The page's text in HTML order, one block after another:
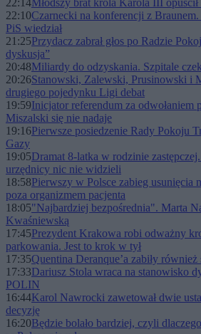
22:10Czarnecki na konferencji z
PiS wiedział
21:25Przydacz zabrał głos po Radzie
dyskusja”
20:48Miliardy do odzyskania. Szpitale
20:26Stanowski, Zalewski, Prusinowski i
drugiego pojedynku Ligi debat
19:59Inicjator referendum za odwołaniem
Miszalski się nie nadaje
19:16Pierwsze posiedzenie Rady Pokoju
Gazy
19:05Dramat 8-latka w rodzinie
urzędnicy nic nie widzieli
18:58Pierwszy w Polsce zabieg usunięcia
poza organizmem pacjenta
18:05"Najbardziej bezpośrednia". Marta
Kwaśniewską
17:45Prezydent Krakowa robi odważny
parkowania. Jest to krok w tył
17:35Quentina Deranque’a zabiły również
17:33Dariusz Stola wraca na stanowisko
POLIN
16:44Karol Nawrocki zawetował dwie
decyzję
16:20Będzie bolało bardziej, czyli